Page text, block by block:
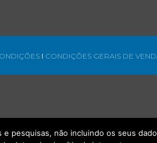
l CONDIÇÕES GERAIS DE
pesquisas, não incluindo os seus